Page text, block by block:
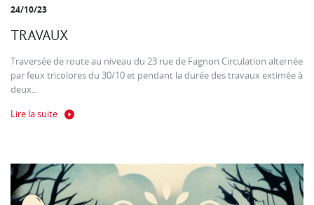
24/10/23
TRAVAUX
Traversée de route au niveau du 23 rue de Fagnon Circulation alternée
par feux tricolores du 30/10 et pendant la durée des travaux extimée à
deux...
Lire la suite